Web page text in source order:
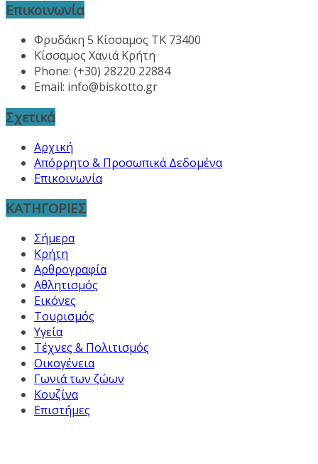
Επικοινωνία
Φρυδάκη 5 Κίσσαμος ΤΚ 73400
Κίσσαμος Χανιά Κρήτη
Phone: (+30) 28220 22884
Email: info@biskotto.gr
Σχετικά
Αρχική
Απόρρητο & Προσωπικά Δεδομένα
Επικοινωνία
ΚΑΤΗΓΟΡΙΕΣ
Σήμερα
Κρήτη
Αρθρογραφία
Αθλητισμός
Εικόνες
Τουρισμός
Υγεία
Τέχνες & Πολιτισμός
Οικογένεια
Γωνιά των ζώων
Κουζίνα
Επιστήμες